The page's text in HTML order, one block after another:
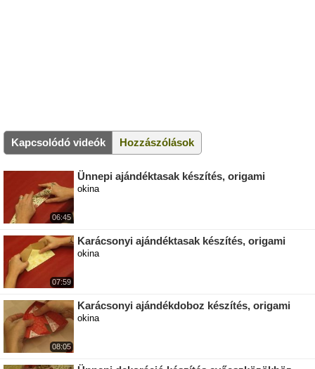
Kapcsolódó videók Hozzászólások
06:45
Ünnepi ajándéktasak készítés, origami
okina
07:59
Karácsonyi ajándéktasak készítés, origami
okina
08:05
Karácsonyi ajándékdoboz készítés, origami
okina